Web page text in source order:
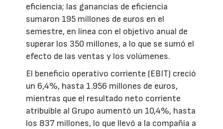
eficiencia; las ganancias de eficiencia
sumaron 195 millones de euros en el
semestre, en línea con el objetivo anual de
superar los 350 millones, a lo que se sumó el
efecto de las ventas y los volúmenes.
El beneficio operativo corriente (EBIT) creció
un 6,4%, hasta 1.956 millones de euros,
mientras que el resultado neto corriente
atribuible al Grupo aumentó un 10,4%, hasta
los 837 millones, lo que llevó a la compañía a